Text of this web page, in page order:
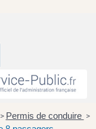
> Permis de conduire >